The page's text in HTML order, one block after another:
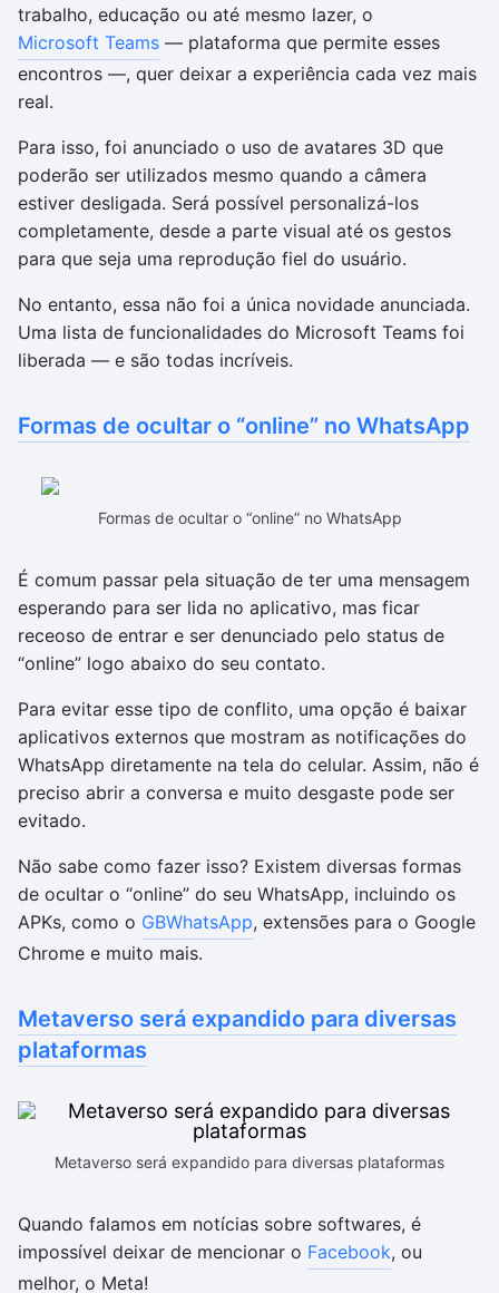
trabalho, educação ou até mesmo lazer, o
Microsoft Teams — plataforma que permite esses
encontros —, quer deixar a experiência cada vez mais
real.
Para isso, foi anunciado o uso de avatares 3D que
poderão ser utilizados mesmo quando a câmera
estiver desligada. Será possível personalizá-los
completamente, desde a parte visual até os gestos
para que seja uma reprodução fiel do usuário.
No entanto, essa não foi a única novidade anunciada.
Uma lista de funcionalidades do Microsoft Teams foi
liberada — e são todas incríveis.
Formas de ocultar o “online” no WhatsApp
Formas de ocultar o “online” no WhatsApp
É comum passar pela situação de ter uma mensagem
esperando para ser lida no aplicativo, mas ficar
receoso de entrar e ser denunciado pelo status de
“online” logo abaixo do seu contato.
Para evitar esse tipo de conflito, uma opção é baixar
aplicativos externos que mostram as notificações do
WhatsApp diretamente na tela do celular. Assim, não é
preciso abrir a conversa e muito desgaste pode ser
evitado.
Não sabe como fazer isso? Existem diversas formas
de ocultar o “online” do seu WhatsApp, incluindo os
APKs, como o GBWhatsApp, extensões para o Google
Chrome e muito mais.
Metaverso será expandido para diversas
plataformas
Metaverso será expandido para diversas plataformas
Quando falamos em notícias sobre softwares, é
impossível deixar de mencionar o Facebook, ou
melhor, o Meta!